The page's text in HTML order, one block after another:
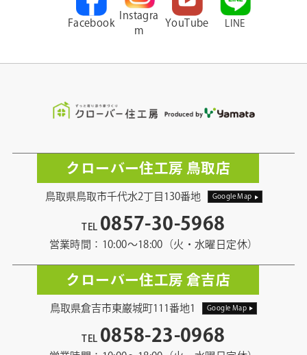
Facebook
Instagra
m
YouTube LINE
クローバー住工房 鳥取店
鳥取県鳥取市千代水2丁目130番地 Google Map
TEL 0857-30-5968
営業時間：10:00〜18:00（火・水曜日定休）
クローバー住工房 倉吉店
鳥取県倉吉市東巌城町111番地1 Google Map
TEL 0858-23-0968